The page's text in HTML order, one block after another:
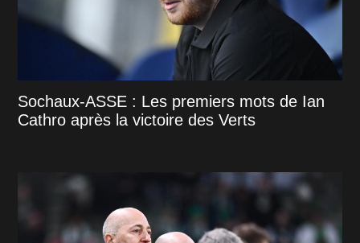
Sochaux-ASSE : Les premiers mots de Ian
Cathro après la victoire des Verts